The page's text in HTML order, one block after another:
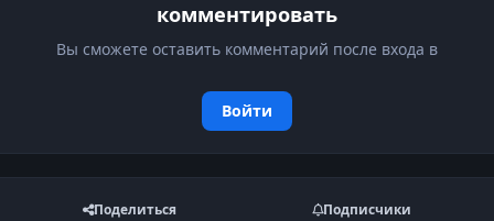
комментировать
Вы сможете оставить комментарий после входа в
Войти
Поделиться Подписчики